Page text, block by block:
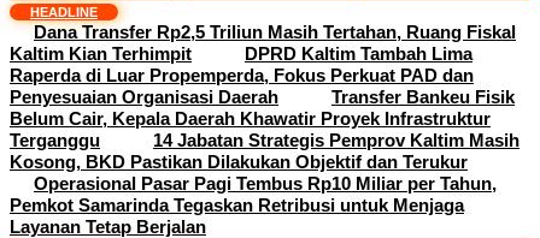
HEADLINE
Dana Transfer Rp2,5 Triliun Masih Tertahan, Ruang Fiskal
Kaltim Kian Terhimpit
DPRD Kaltim Tambah Lima
Raperda di Luar Propemperda, Fokus Perkuat PAD dan
Penyesuaian Organisasi Daerah
Transfer Bankeu Fisik
Belum Cair, Kepala Daerah Khawatir Proyek Infrastruktur
Terganggu
14 Jabatan Strategis Pemprov Kaltim Masih
Kosong, BKD Pastikan Dilakukan Objektif dan Terukur
Operasional Pasar Pagi Tembus Rp10 Miliar per Tahun,
Pemkot Samarinda Tegaskan Retribusi untuk Menjaga
Layanan Tetap Berjalan